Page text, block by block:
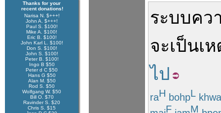
Thanks for your
recent donations!
Narisa N. $+++!
John A. $+++!
Paul S. $100!
Mike A. $100!
Eric B. $100!
John Karl L. $100!
Don S. $100!
John S. $100!
Peter B. $100!
Ingo B $50
Peter d C $50
Hans G $50
Alan M. $50
Rod S. $50
Wolfgang W. $50
Bill O. $70
Ravinder S. $20
Chris S. $15
ระบบคว
จะเป็นเ
ไป
raH bohpL
F M